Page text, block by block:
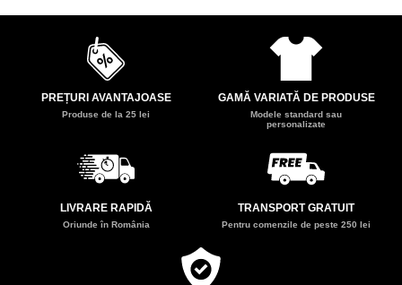
PREȚURI AVANTAJOASE
Produse de la 25 lei
GAMĂ VARIATĂ DE PRODUSE
Modele standard sau
personalizate
LIVRARE RAPIDĂ
Oriunde în România
TRANSPORT GRATUIT
Pentru comenzile de peste 250 lei